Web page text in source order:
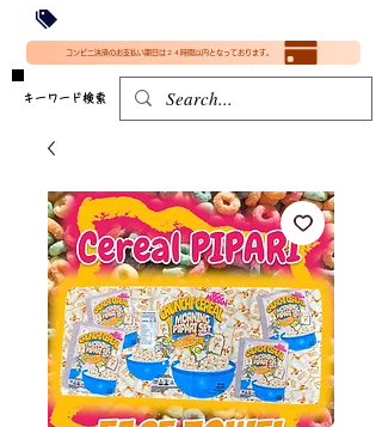
​(35000円（税込）未満のご購入は全国送料890円（沖縄・北海道除く）（梱包手数料込み）
コンビニ決済のお支払い期日は２４時間以内となっております。
​キーワード検索